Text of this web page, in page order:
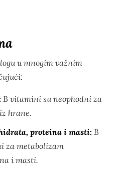
u mnogim važnim
B vitamini su neophodni za
hrane.
proteina i masti: B
za metabolizam
i masti.